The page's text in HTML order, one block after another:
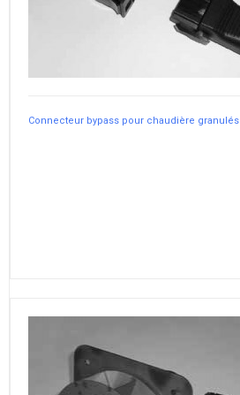
Connecteur bypass pour chaudière granulés